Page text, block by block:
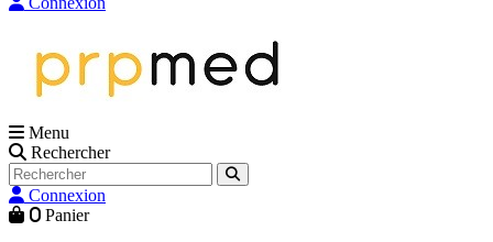
Menu
Rechercher
Connexion
0 Panier